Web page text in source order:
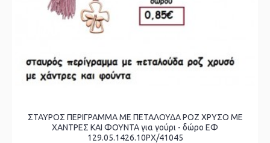
ΣΤΑΥΡΟΣ ΠΕΡΙΓΡΑΜΜΑ ΜΕ ΠΕΤΑΛΟΥΔΑ ΡΟΖ ΧΡΥΣΟ ΜΕ
ΧΑΝΤΡΕΣ ΚΑΙ ΦΟΥΝΤΑ για γούρι - δώρο ΕΦ
129.05.1426.10ΡΧ/41045